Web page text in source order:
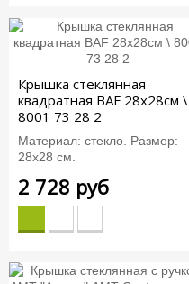
Крышка стеклянная
квадратная BAF 28x28см \
8001 73 28 2
Материал: стекло. Размер:
28х28 см.
2 728 руб